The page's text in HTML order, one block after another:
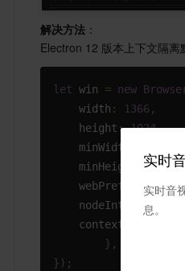
解决方法 ：
Electron 12 版本上下文隔离
let win = new
width : 1366 ,
height : 1024,
minWidth
minHeight
600,
webPreferences:
nodeIntegration
contextIsolation
} ,
} ) ;
实时
实时音
息。